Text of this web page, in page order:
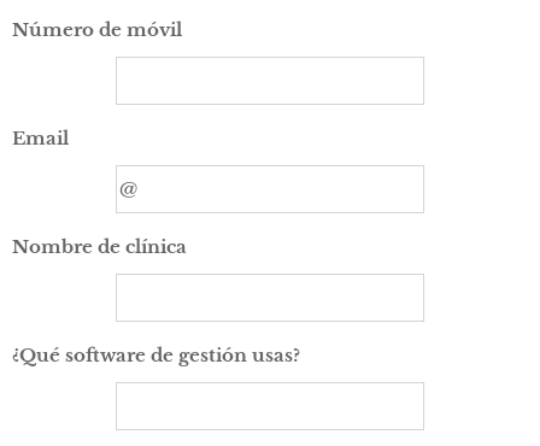
Número de móvil
Email
Nombre de clínica
¿Qué software de gestión usas?